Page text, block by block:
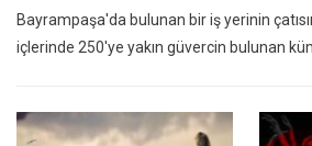
Bayrampaşa'da bulunan bir iş yerinin
içlerinde 250'ye yakın güvercin bulunan